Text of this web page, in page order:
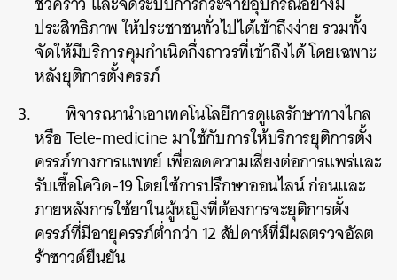
ประสิทธิภาพ ให้ประชาชนทั่วไปได้เข้าถึงง่าย รวมทั้ง
จัดให้มีบริการคุมกำเนิดกึ่งถาวรที่เข้าถึงได้ โดยเฉพาะ
หลังยุติการตั้งครรภ์
พิจารณานำเอาเทคโนโลยีการดูแลรักษาทางไกล
หรือ Tele-medicine มาใช้กับการให้บริการยุติการตั้ง
ครรภ์ทางการแพทย์ เพื่อลดความเสี่ยงต่อการแพร่และ
รับเชื้อโควิด-19 โดยใช้การปรึกษาออนไลน์ ก่อนและ
ภายหลังการใช้ยาในผู้หญิงที่ต้องการจะยุติการตั้ง
ครรภ์ที่มีอายุครรภ์ต่ำกว่า 12 สัปดาห์ที่มีผลตรวจอัลต
ร้าซาวด์ยืนยัน